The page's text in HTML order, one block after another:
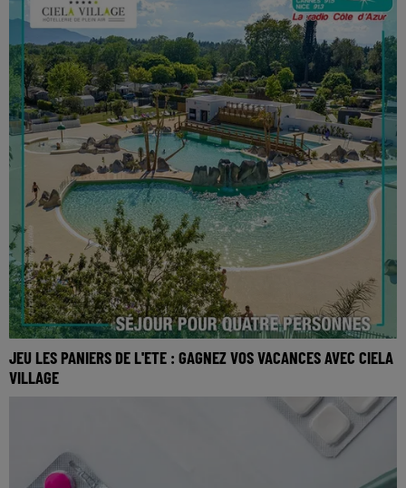
JEU LES PANIERS DE L'ETE : GAGNEZ VOS VACANCES AVEC CIELA
VILLAGE